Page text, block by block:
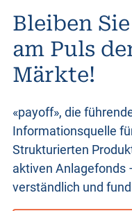
Bleiben Sie
am Puls
Märkte!
«payoff», die
Informationsquelle
Strukturierten
aktiven Anlagefonds
verständlich und